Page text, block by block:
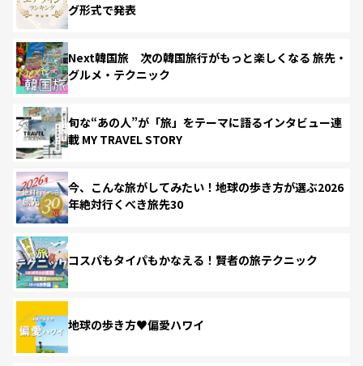
グ形式で発表
Next韓国旅 次の韓国旅行がもっと楽しくなる 旅先・
グルメ・テクニック
旬な“あの人”が「旅」をテーマに語るインタビュー連
載 MY TRAVEL STORY
今、こんな旅がしてみたい！地球の歩き方が選ぶ2026
年絶対行くべき旅先30
コスパもタイパもかなえる！賢者の旅テクニック
地球の歩き方♥偏愛ハワイ